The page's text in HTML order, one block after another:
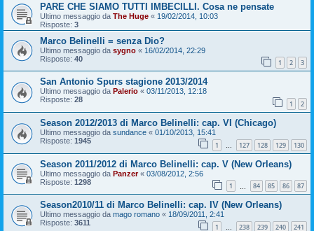
PARE CHE SIAMO TUTTI IMBECILLI. Cosa ne pensate
Ultimo messaggio da The Huge « 19/02/2014, 10:03
Risposte: 3
Marco Belinelli = senza Dio?
Ultimo messaggio da sygno « 16/02/2014, 22:29
Risposte: 40 1 2 3
San Antonio Spurs stagione 2013/2014
Ultimo messaggio da Palerio « 03/11/2013, 12:18
Risposte: 28 1 2
Season 2012/2013 di Marco Belinelli: cap. VI (Chicago)
Ultimo messaggio da sundance « 01/10/2013, 15:41
Risposte: 1945 1 … 127 128 129 130
Season 2011/2012 di Marco Belinelli: cap. V (New Orleans)
Ultimo messaggio da Panzer« 03/08/2012, 2:56
Risposte: 1298 1 84 85 86 87
Season2010/11 di Marco Belinelli: cap. IV (New Orleans)
Ultimo messaggio da mago romano « 18/09/2011, 2:41
Risposte: 3611 1 … 238 239 240 241